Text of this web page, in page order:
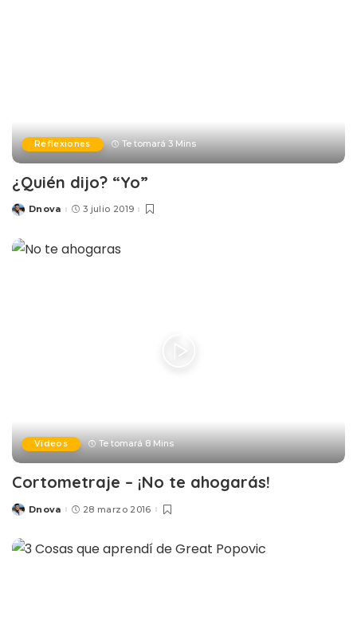
Reflexiones Te tomará 3 Mins
¿Quién dijo? “Yo”
Posted
Dnova 3 julio 2019
Vídeos Te tomará 8 Mins
Cortometraje – ¡No te ahogarás!
Posted
Dnova 28 marzo 2016